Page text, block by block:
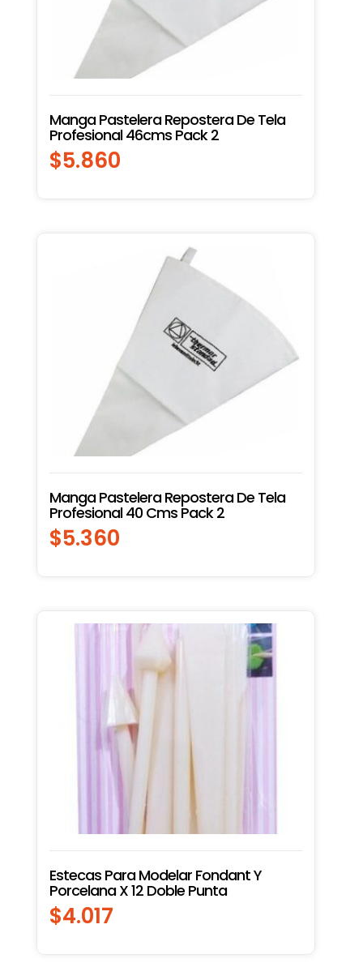
Manga Pastelera Repostera De Tela
Profesional 46cms Pack 2
$5.860
Manga Pastelera Repostera De Tela
Profesional 40 Cms Pack 2
$5.360
Estecas Para Modelar Fondant Y
Porcelana X 12 Doble Punta
$4.017